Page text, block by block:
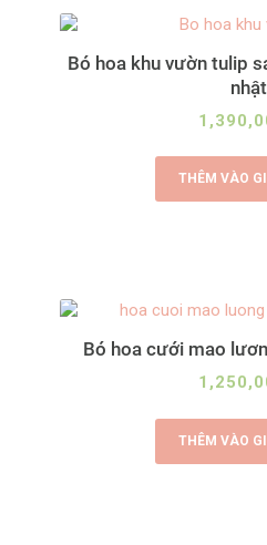
n
t
Bó hoa khu vườn tulip
nhật
THÊM VÀO
Bó hoa cưới mao
THÊM VÀO